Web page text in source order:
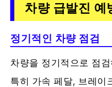
차량 급발진 예
정기적인 차량 점검
차량을 정기적으로 점
특히 가속 페달, 브레이